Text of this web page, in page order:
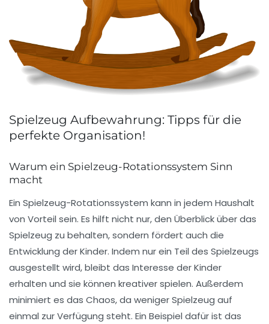
Spielzeug Aufbewahrung: Tipps für die
perfekte Organisation!
Warum ein Spielzeug-Rotationssystem Sinn
macht
Ein Spielzeug-Rotationssystem kann in jedem Haushalt
von Vorteil sein. Es hilft nicht nur, den Überblick über das
Spielzeug zu behalten, sondern fördert auch die
Entwicklung der Kinder. Indem nur ein Teil des Spielzeugs
ausgestellt wird, bleibt das Interesse der Kinder
erhalten und sie können kreativer spielen. Außerdem
minimiert es das Chaos, da weniger Spielzeug auf
einmal zur Verfügung steht. Ein Beispiel dafür ist das